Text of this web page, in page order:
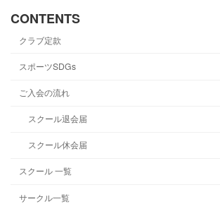
CONTENTS
クラブ定款
スポーツSDGs
ご入会の流れ
スクール退会届
スクール休会届
スクール 一覧
サークル一覧